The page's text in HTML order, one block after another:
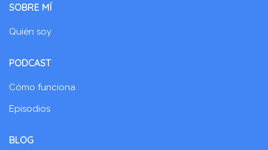
SOBRE MÍ
Quién soy
PODCAST
Cómo funciona
Episodios
BLOG